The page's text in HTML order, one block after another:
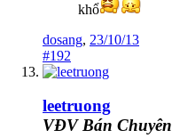
khổ
dosang, 23/10/13
#192
leetruong
VĐV Bán Chuyên